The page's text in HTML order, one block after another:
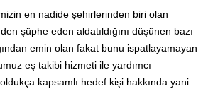
en nadide şehirlerinden biri olan
şüphe eden aldatıldığını düşünen bazı
emin olan fakat bunu ispatlayamayan
eş takibi hizmeti ile yardımcı
kapsamlı hedef kişi hakkında yani